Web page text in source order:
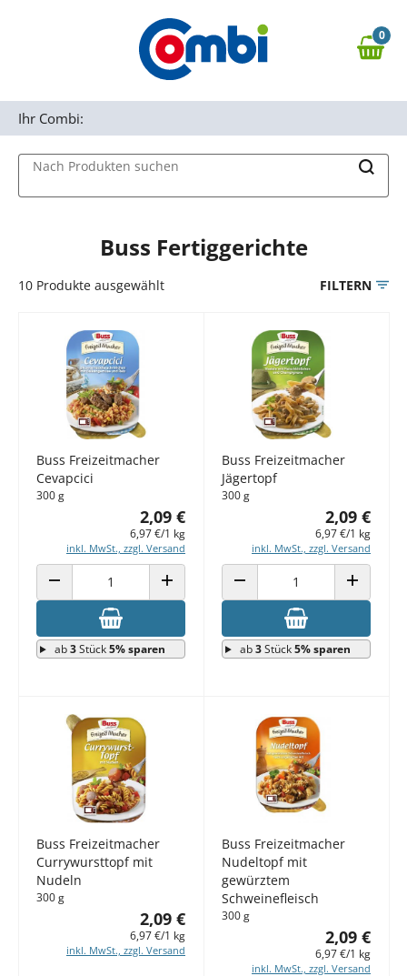
Zur Navigation springen
0,00 €
0
Nach Produkten suchen
Ihr Combi:
Buss Fertiggerichte
10 Produkte ausgewählt FILTERN
Buss Freizeitmacher
Cevapcici
300 g
2,09 €
6,97 €/1 kg
inkl. MwSt., zzgl. Versand
ANZAHL VERRINGERN ANZAHL ERHÖHEN
ab3Stück5% sparen
Buss Freizeitmacher
Jägertopf
300 g
2,09 €
6,97 €/1 kg
inkl. MwSt., zzgl. Versand
ANZAHL VERRINGERN ANZAHL
ab3Stück5% sparen
Buss Freizeitmacher
Currywursttopf mit
Nudeln
300 g
2,09 €
6,97 €/1 kg
inkl. MwSt., zzgl. Versand
Buss Freizeitmacher
Nudeltopf mit
gewürztem
Schweinefleisch
300 g
2,09 €
6,97 €/1 kg
inkl. MwSt., zzgl. Versand